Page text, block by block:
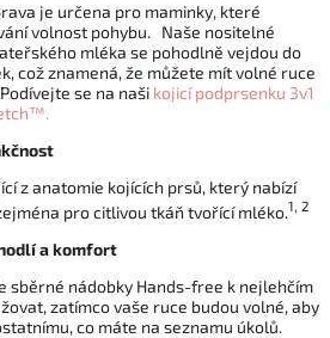
je určena pro maminky, které
volnost pohybu. Naše nositelné
mléka se pohodlně vejdou do
což znamená, že můžete mít volné ruce
se na naši kojicí podprsenku 3v1
z anatomie kojících prsů, který nabízí
pro citlivou tkáň tvořící mléko.1, 2
a komfort
sběrné nádobky Hands-free k nejlehčím
zatímco vaše ruce budou volné, aby
co máte na seznamu úkolů.